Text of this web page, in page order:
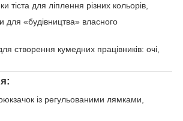
тіста для ліплення різних кольорів,
для «будівництва» власного
створення кумедних працівників: очі,
із регульованими лямками,